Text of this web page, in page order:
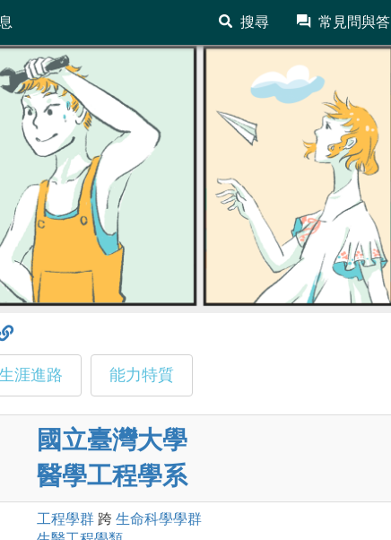
搜尋 常見問與答
涯進路 能力特質
國立臺灣大學
醫學工程學系
工程學群 跨 生命科學學群